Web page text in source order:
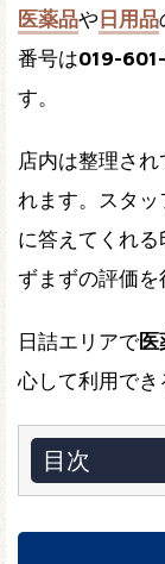
医薬品や日用品
番号は019-
す。
店内は整理され
れます。スタッ
に答えてくれ
ずまずの評価を
日詰エリアで医
心して利用でき
目次